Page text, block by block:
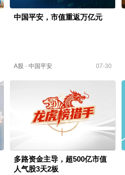
中国平安，市值重返万亿元
A股 · 中国平安 07-30
多路资金主导，超500亿市值
人气股3天2板